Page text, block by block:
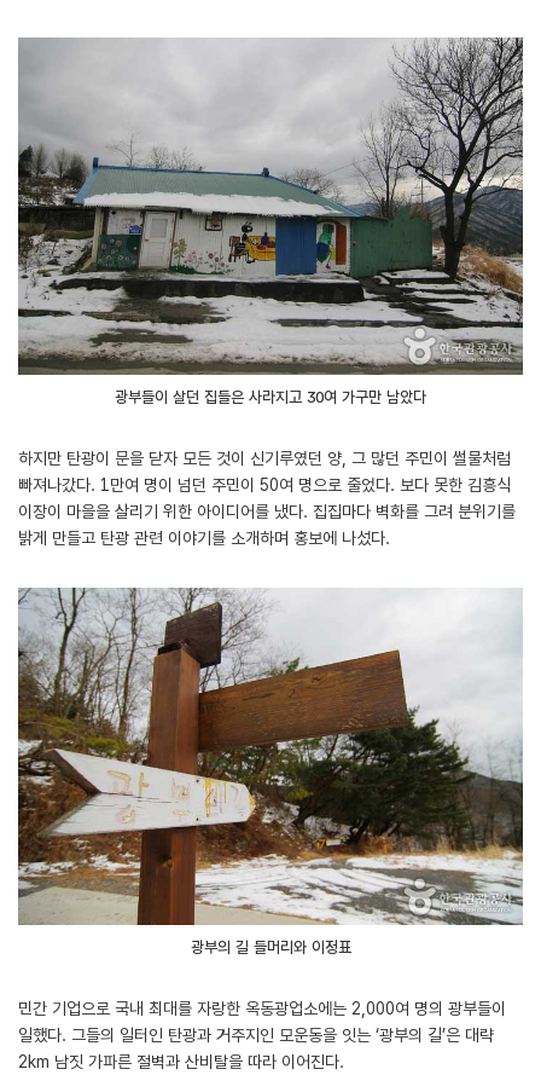
광부들이 살던 집들은 사라지고 30여 가구만 남았다
하지만 탄광이 문을 닫자 모든 것이 신기루였던 양, 그 많던 주민이 썰물처럼
빠져나갔다. 1만여 명이 넘던 주민이 50여 명으로 줄었다. 보다 못한 김흥식
이장이 마을을 살리기 위한 아이디어를 냈다. 집집마다 벽화를 그려 분위기를
밝게 만들고 탄광 관련 이야기를 소개하며 홍보에 나섰다.
광부의 길 들머리와 이정표
민간 기업으로 국내 최대를 자랑한 옥동광업소에는 2,000여 명의 광부들이
일했다. 그들의 일터인 탄광과 거주지인 모운동을 잇는 ‘광부의 길’은 대략
2km 남짓 가파른 절벽과 산비탈을 따라 이어진다.